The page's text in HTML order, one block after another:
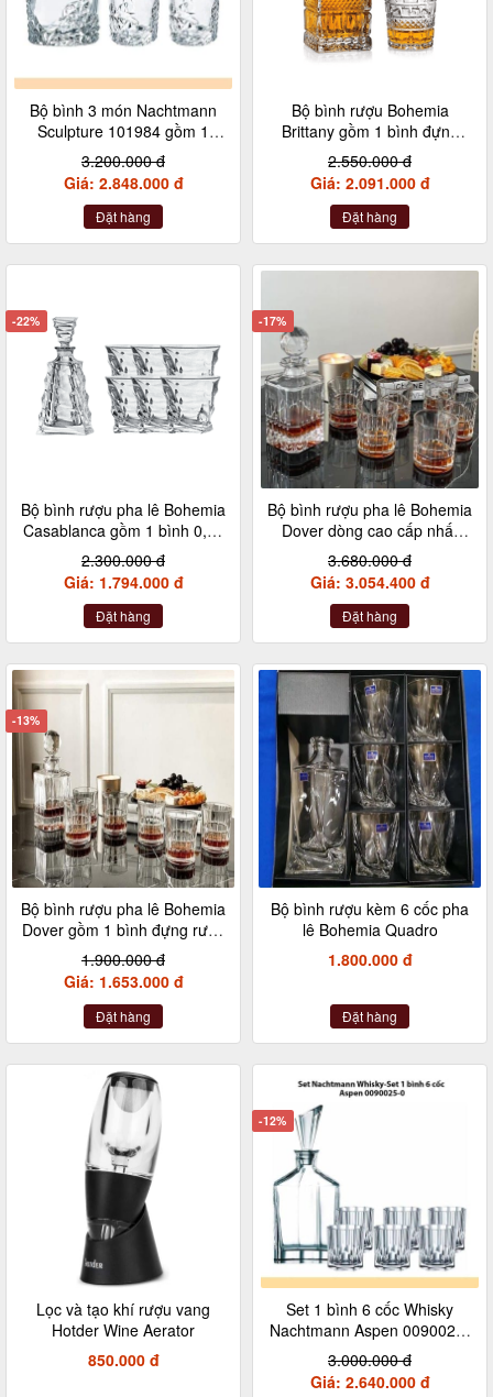
Bộ bình 3 món Nachtmann
Sculpture 101984 gồm 1
bình và 2 cốc whisky
3.200.000 đ
Giá: 2.848.000 đ
Đặt hàng
Bộ bình rượu Bohemia
Brittany gồm 1 bình đựng
rượu dung tích 700ml và 6
cốc 240ml
2.550.000 đ
Giá: 2.091.000 đ
Đặt hàng
-22%
Bộ bình rượu pha lê Bohemia
Casablanca gồm 1 bình 0,7L
và 6 cốc 300ml
2.300.000 đ
Giá: 1.794.000 đ
Đặt hàng
-17%
Bộ bình rượu pha lê Bohemia
Dover dòng cao cấp nhất
gồm 1 bình đựng rượu dung
tích 0,85L và 6 cốc dung tích
320ml
3.680.000 đ
Giá: 3.054.400 đ
Đặt hàng
-13%
Bộ bình rượu pha lê Bohemia
Dover gồm 1 bình đựng rượu
0,85L và 6 cốc 320ml
1.900.000 đ
Giá: 1.653.000 đ
Đặt hàng
Bộ bình rượu kèm 6 cốc pha
lê Bohemia Quadro
1.800.000 đ
Đặt hàng
Lọc và tạo khí rượu vang
Hotder Wine Aerator
850.000 đ
-12%
Set 1 bình 6 cốc Whisky
Nachtmann Aspen 0090025-
3.000.000 đ
Giá: 2.640.000 đ